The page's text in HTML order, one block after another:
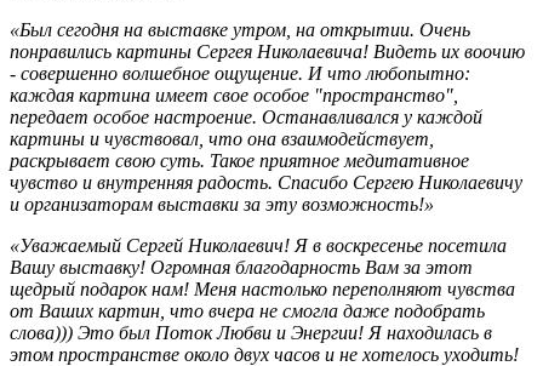
«Был сегодня на выставке утром, на открытии. Очень
понравились картины Сергея Николаевича! Видеть их воочию
- совершенно волшебное ощущение. И что любопытно:
каждая картина имеет свое особое "пространство",
передает особое настроение. Останавливался у каждой
картины и чувствовал, что она взаимодействует,
раскрывает свою суть. Такое приятное медитативное
чувство и внутренняя радость. Спасибо Сергею Николаевичу
и организаторам выставки за эту возможность!»
«Уважаемый Сергей Николаевич! Я в воскресенье посетила
Вашу выставку! Огромная благодарность Вам за этот
щедрый подарок нам! Меня настолько переполняют чувства
от Ваших картин, что вчера не смогла даже подобрать
слова))) Это был Поток Любви и Энергии! Я находилась в
этом пространстве около двух часов и не хотелось уходить!